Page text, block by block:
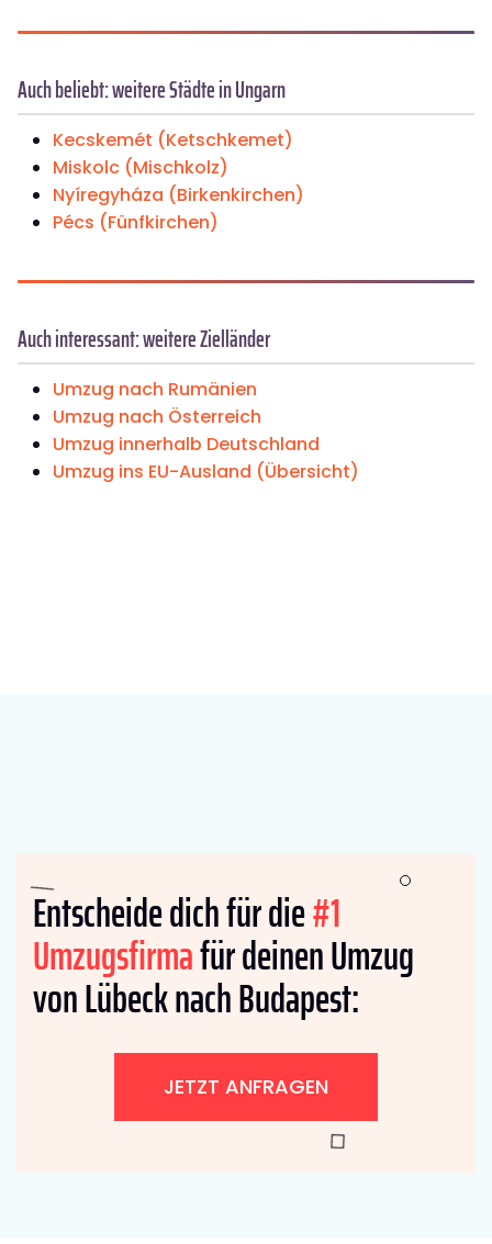
Auch beliebt: weitere Städte in Ungarn
Kecskemét (Ketschkemet)
Miskolc (Mischkolz)
Nyíregyháza (Birkenkirchen)
Pécs (Fünfkirchen)
Auch interessant: weitere Zielländer
Umzug nach Rumänien
Umzug nach Österreich
Umzug innerhalb Deutschland
Umzug ins EU-Ausland (Übersicht)
Entscheide dich für die#1
Umzugsfirmafür deinen Umzug
von Lübeck nach Budapest:
JETZT ANFRAGEN